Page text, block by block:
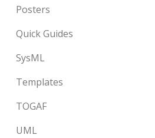
Posters
Quick Guides
SysML
Templates
TOGAF
UML